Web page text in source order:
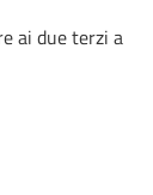
ai due terzi a